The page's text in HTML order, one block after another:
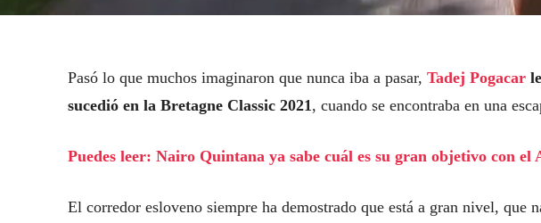
Pasó lo que muchos imaginaron que nunca iba a pasar, Tadej Pogacar
sucedió en la Bretagne Classic 2021, cuando se encontraba en una
Puedes leer: Nairo Quintana ya sabe cuál es su gran objetivo con el
El corredor esloveno siempre ha demostrado que está a gran nivel, que